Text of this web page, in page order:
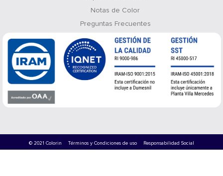
Notas de Color
Preguntas Frecuentes
© 2021 Colorin Términos y Condiciones de uso Responsabilidad Social